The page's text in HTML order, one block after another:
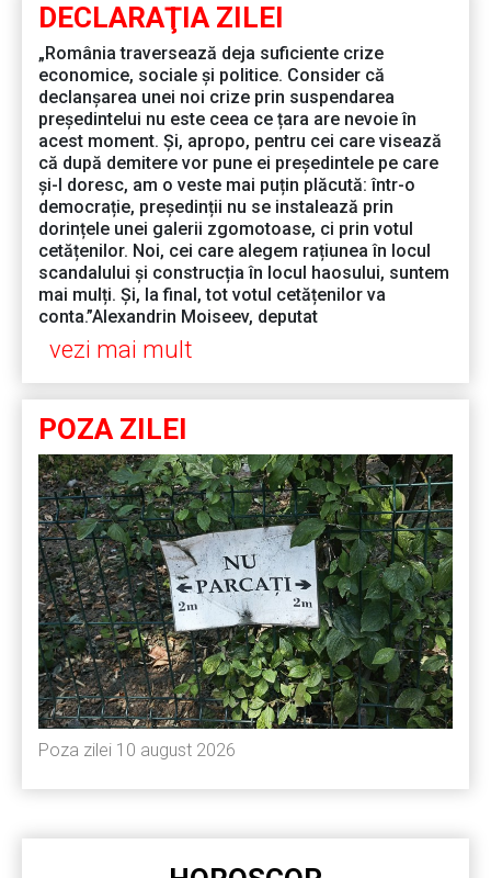
DECLARAŢIA ZILEI
„România traversează deja suficiente crize
economice, sociale și politice. Consider că
declanșarea unei noi crize prin suspendarea
președintelui nu este ceea ce țara are nevoie în
acest moment. Și, apropo, pentru cei care visează
că după demitere vor pune ei președintele pe care
și-l doresc, am o veste mai puțin plăcută: într-o
democrație, președinții nu se instalează prin
dorințele unei galerii zgomotoase, ci prin votul
cetățenilor. Noi, cei care alegem rațiunea în locul
scandalului și construcția în locul haosului, suntem
mai mulți. Și, la final, tot votul cetățenilor va
conta.”Alexandrin Moiseev, deputat
vezi mai mult
POZA ZILEI
Poza zilei 10 august 2026